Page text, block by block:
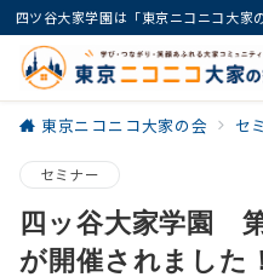
四ツ谷大家学園は「東京ニコニコ大家
東京ニコニコ大家の会 セ
セミナー
四ッ谷大家学園
が開催されました！